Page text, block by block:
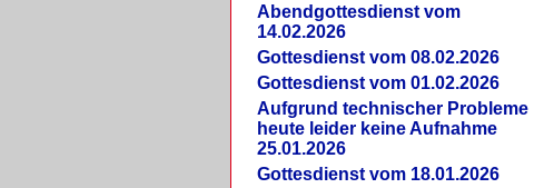
Abendgottesdienst vom
14.02.2026
Gottesdienst vom 08.02.2026
Gottesdienst vom 01.02.2026
Aufgrund technischer Probleme
heute leider keine Aufnahme
25.01.2026
Gottesdienst vom 18.01.2026